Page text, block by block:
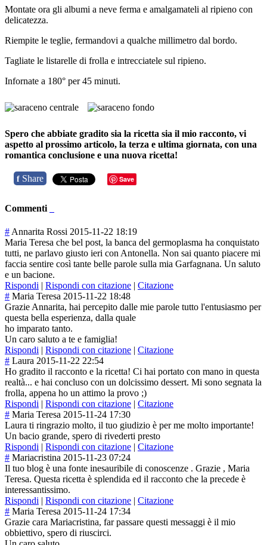
Montate ora gli albumi a neve ferma e amalgamateli al ripieno con
delicatezza.
Riempite le teglie, fermandovi a qualche millimetro dal bordo.
Tagliate le listarelle di frolla e intrecciatele sul ripieno.
Infornate a 180° per 45 minuti.
Spero che abbiate gradito sia la ricetta sia il mio racconto, vi
aspetto al prossimo articolo, la terza e ultima giornata, con una
romantica conclusione e una nuova ricetta!
f Share Save
Commenti
# Annarita Rossi 2015-11-22 18:19
Maria Teresa che bel post, la banca del germoplasma ha conquistato
tutti, ne parlavo giusto ieri con Antonella. Non sai quanto piacere mi
faccia sentire così tante belle parole sulla mia Garfagnana. Un saluto
e un bacione.
Rispondi | Rispondi con citazione | Citazione
# Maria Teresa 2015-11-22 18:48
Grazie Annarita, hai percepito dalle mie parole tutto l'entusiasmo per
questa bella esperienza, dalla quale
ho imparato tanto.
Un caro saluto a te e famiglia!
Rispondi | Rispondi con citazione | Citazione
# Laura 2015-11-22 22:54
Ho gradito il racconto e la ricetta! Ci hai portato con mano in questa
realtà... e hai concluso con un dolcissimo dessert. Mi sono segnata la
frolla, appena ho un attimo la provo ;)
Rispondi | Rispondi con citazione | Citazione
# Maria Teresa 2015-11-24 17:30
Laura ti ringrazio molto, il tuo giudizio è per me molto importante!
Un bacio grande, spero di rivederti presto
Rispondi | Rispondi con citazione | Citazione
# Mariacristina 2015-11-23 07:24
Il tuo blog è una fonte inesauribile di conoscenze . Grazie , Maria
Teresa. Questa ricetta è splendida ed il racconto che la precede è
interessantissimo.
Rispondi | Rispondi con citazione | Citazione
# Maria Teresa 2015-11-24 17:34
Grazie cara Mariacristina, far passare questi messaggi è il mio
obbiettivo, spero di riuscirci.